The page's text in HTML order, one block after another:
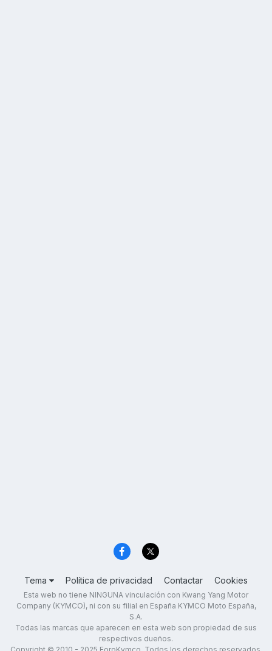
Tema Política de privacidad Contactar Cookies
Esta web no tiene NINGUNA vinculación con Kwang Yang Motor
Company (KYMCO), ni con su filial en España KYMCO Moto España,
S.A.
Todas las marcas que aparecen en esta web son propiedad de sus
respectivos dueños.